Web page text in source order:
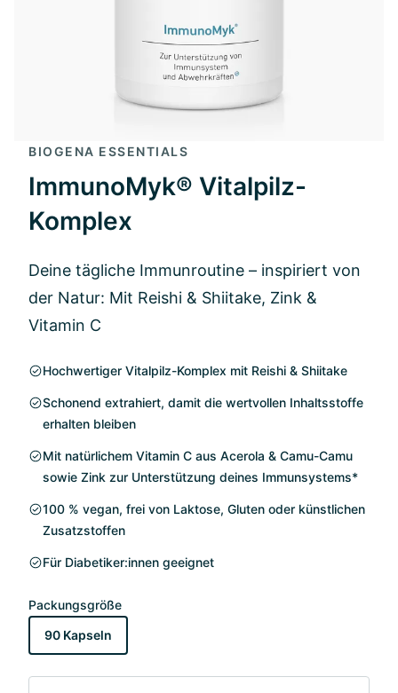
BIOGENA ESSENTIALS
ImmunoMyk® Vitalpilz-
Komplex
Deine tägliche Immunroutine – inspiriert von
der Natur: Mit Reishi & Shiitake, Zink &
Vitamin C
Hochwertiger Vitalpilz-Komplex mit Reishi & Shiitake
Schonend extrahiert, damit die wertvollen Inhaltsstoffe
erhalten bleiben
Mit natürlichem Vitamin C aus Acerola & Camu-Camu
sowie Zink zur Unterstützung deines Immunsystems*
100 % vegan, frei von Laktose, Gluten oder künstlichen
Zusatzstoffen
Für Diabetiker:innen geeignet
Packungsgröße
90 Kapseln